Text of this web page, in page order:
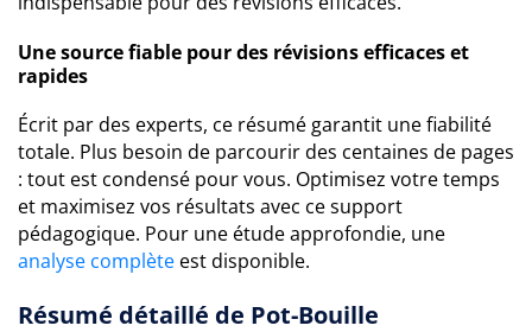
Une source fiable pour des révisions efficaces et
rapides
Écrit par des experts, ce résumé garantit une fiabilité
totale. Plus besoin de parcourir des centaines de pages
: tout est condensé pour vous. Optimisez votre temps
et maximisez vos résultats avec ce support
pédagogique. Pour une étude approfondie, une
analyse complète est disponible.
Résumé détaillé de Pot-Bouille